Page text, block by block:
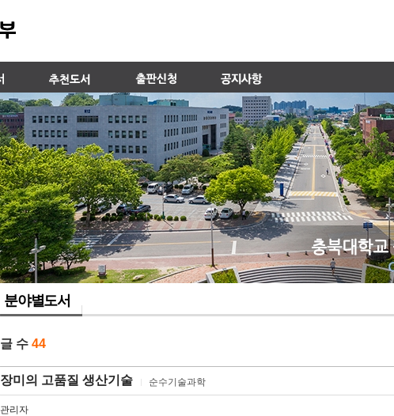
분야별도서
글 수 44
장미의 고품질 생산기술 순수기술과학
관리자